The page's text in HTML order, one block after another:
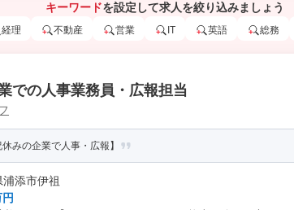
キーワードを設定して求人を絞り込みましょう
経理 不動産 営業 IT 英語 総務
での人事業務員・広報担当
みの企業で人事・広報】
添市伊祖